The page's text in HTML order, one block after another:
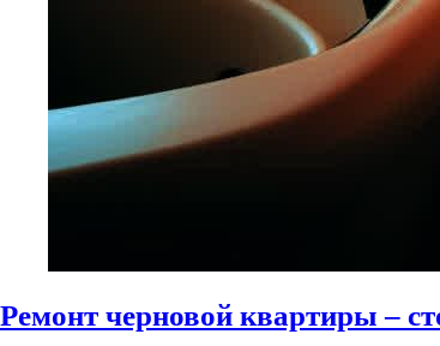
Ремонт черновой квартиры –